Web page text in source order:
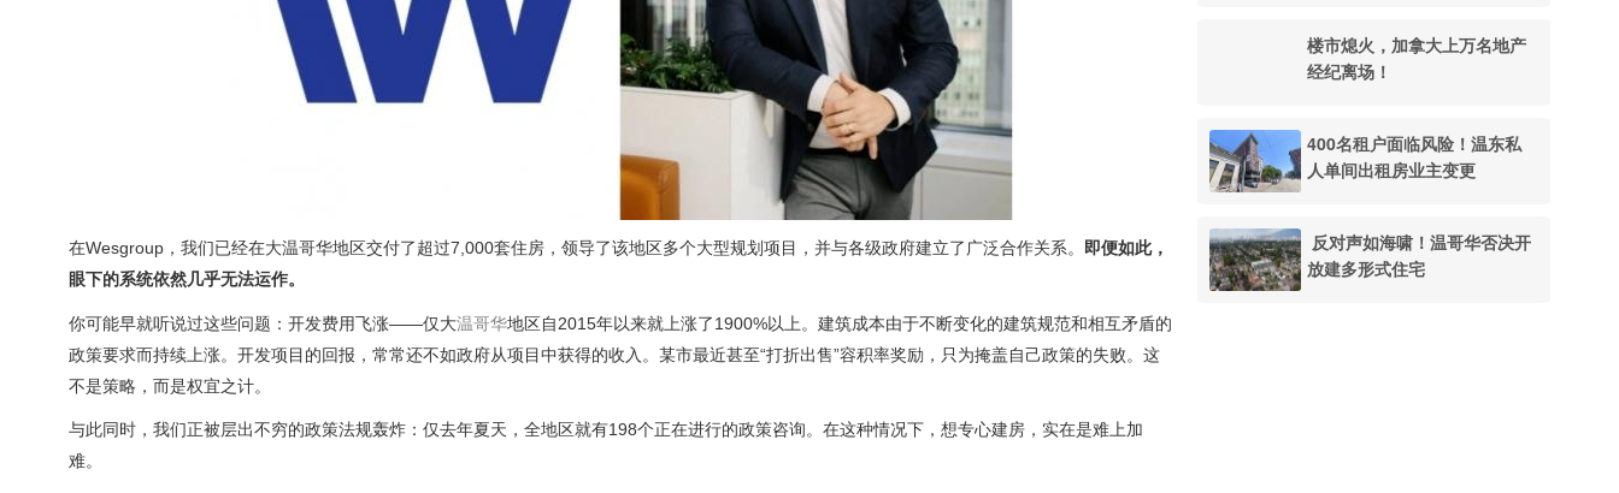
在Wesgroup，我们已经在大温哥华地区交付了超过7,000套住房，领导了该地区多个大型规划项目，并与各级政府建立了广泛合作关系。
即便如此，
眼下的系统依然几乎无法运作。
你可能早就听说过这些问题：开发费用飞涨——仅大温哥华地区自2015年以来就上涨了1900%以上。建筑成本由于不断变化的建筑规范和相互矛盾的
政策要求而持续上涨。开发项目的回报，常常还不如政府从项目中获得的收入。某市最近甚至“打折出售”容积率奖励，只为掩盖自己政策的失败。这
不是策略，而是权宜之计。
与此同时，我们正被层出不穷的政策法规轰炸：仅去年夏天，全地区就有198个正在进行的政策咨询。在这种情况下，想专心建房，实在是难上加
难。
楼市熄火，加拿大上万名地产
经纪离场！
400名租户面临风险！温东私
人单间出租房业主变更
反对声如海啸！温哥华否决开
放建多形式住宅